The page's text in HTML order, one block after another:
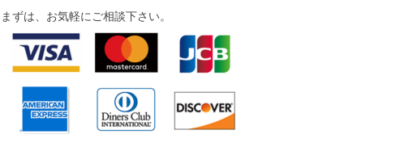
まずは、お気軽にご相談下さい。